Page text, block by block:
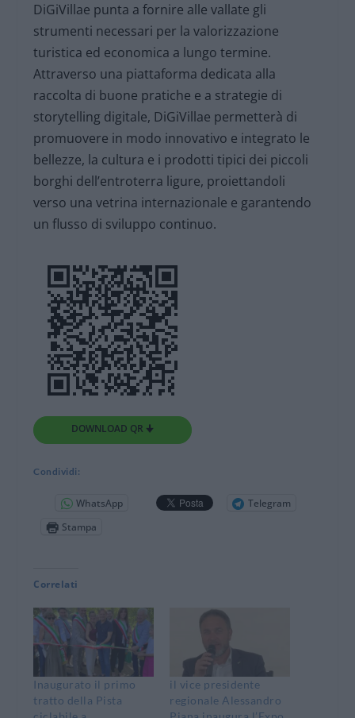
DiGiVillae punta a fornire alle vallate gli
strumenti necessari per la valorizzazione
turistica ed economica a lungo termine.
Attraverso una piattaforma dedicata alla
raccolta di buone pratiche e a strategie di
storytelling digitale, DiGiVillae permetterà di
promuovere in modo innovativo e integrato le
bellezze, la cultura e i prodotti tipici dei piccoli
borghi dell’entroterra ligure, proiettandoli
verso una vetrina internazionale e garantendo
un flusso di sviluppo continuo.
DOWNLOAD QR 🠋
Condividi:
WhatsApp
Telegram
Stampa
Correlati
Inaugurato il primo
tratto della Pista
il vice presidente
regionale Alessandro